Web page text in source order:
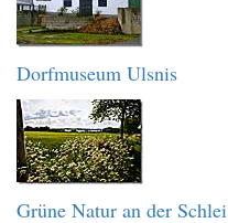
Dorfmuseum Ulsnis
Grüne Natur an der Schlei